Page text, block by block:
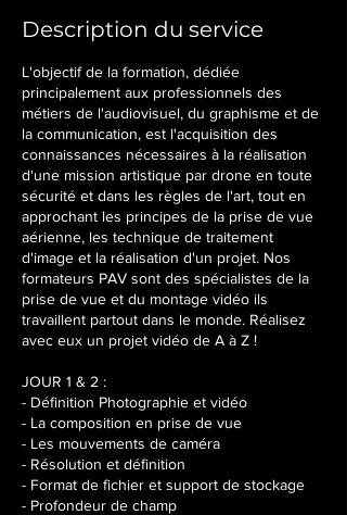
e
8
j
u
i
n
2
0
2
7
Description du service
L'objectif de la formation, dédiée
principalement aux professionnels des
métiers de l'audiovisuel, du graphisme et de
la communication, est l'acquisition des
connaissances nécessaires à la réalisation
d'une mission artistique par drone en toute
sécurité et dans les règles de l'art, tout en
approchant les principes de la prise de vue
aérienne, les technique de traitement
d'image et la réalisation d'un projet. Nos
formateurs PAV sont des spécialistes de la
prise de vue et du montage vidéo ils
travaillent partout dans le monde. Réalisez
avec eux un projet vidéo de A à Z !
JOUR 1 & 2 :
- Définition Photographie et vidéo
- La composition en prise de vue
- Les mouvements de caméra
- Résolution et définition
- Format de fichier et support de stockage
- Profondeur de champ